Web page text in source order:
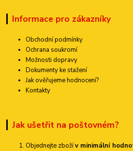
Informace pro zákazníky
Obchodní podmínky
Ochrana soukromí
Možnosti dopravy
Dokumenty ke stažení
Jak ověřujeme hodnocení?
Kontakty
Jak ušetřit na poštovném?
Objednejte zbožív minimální